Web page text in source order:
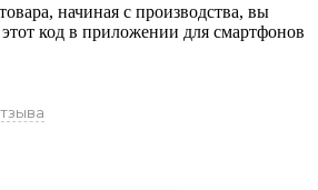
начиная с производства, вы
код в приложении для смартфонов